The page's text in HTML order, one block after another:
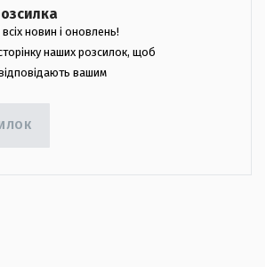
новин і оновлень!
наших розсилок, щоб
вашим